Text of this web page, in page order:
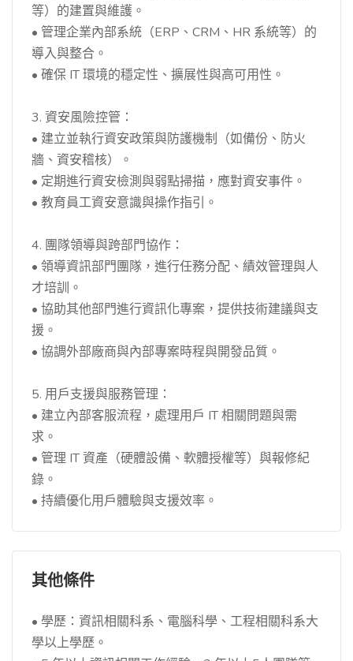
等）的建置與維護。
• 管理企業內部系統（ERP、CRM、HR 系統等）的
導入與整合。
• 確保 IT 環境的穩定性、擴展性與高可用性。
3. 資安風險控管：
• 建立並執行資安政策與防護機制（如備份、防火
牆、資安稽核）。
• 定期進行資安檢測與弱點掃描，應對資安事件。
• 教育員工資安意識與操作指引。
4. 團隊領導與跨部門協作：
• 領導資訊部門團隊，進行任務分配、績效管理與人
才培訓。
• 協助其他部門進行資訊化專案，提供技術建議與支
援。
• 協調外部廠商與內部專案時程與開發品質。
5. 用戶支援與服務管理：
• 建立內部客服流程，處理用戶 IT 相關問題與需
求。
• 管理 IT 資產（硬體設備、軟體授權等）與報修紀
錄。
• 持續優化用戶體驗與支援效率。
其他條件
• 學歷：資訊相關科系、電腦科學、工程相關科系大
學以上學歷。